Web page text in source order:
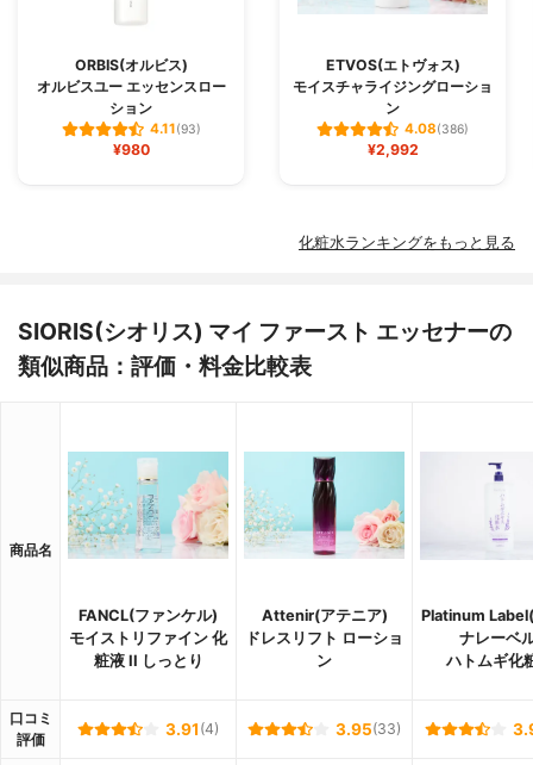
ORBIS(オルビス)
オルビスユー エッセンスロー
ション
4.11(93)
¥980
ETVOS(エトヴォス)
モイスチャライジングローショ
ン
4.08(386)
¥2,992
化粧水ランキングをもっと見る
SIORIS(シオリス) マイ ファースト エッセナーの
類似商品：評価・料金比較表
商品名
FANCL(ファンケル)
モイストリファイン 化
粧液 II しっとり
Attenir(アテニア)
ドレスリフト ローショ
ン
Platinum
ナレーベ
ハトムギ化
口コミ
評価
3.91 (4) 3.95(33)